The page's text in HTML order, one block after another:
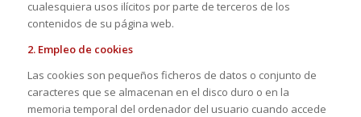
cualesquiera usos ilícitos por parte de terceros de los
contenidos de su página web.
2. Empleo de cookies
Las cookies son pequeños ficheros de datos o conjunto de
caracteres que se almacenan en el disco duro o en la
memoria temporal del ordenador del usuario cuando accede